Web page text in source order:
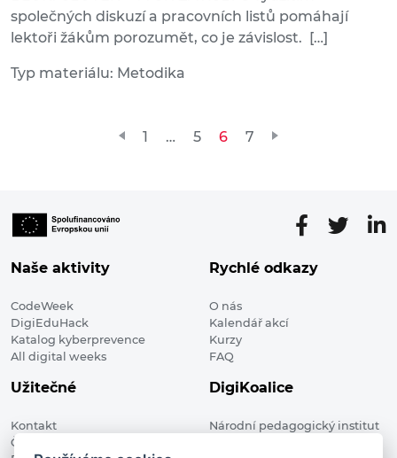
společných diskuzí a pracovních listů pomáhají
lektoři žákům porozumět, co je závislost. […]
Typ materiálu: Metodika
Stránkování
1 … 5 6 7
Naše aktivity
CodeWeek
DigiEduHack
Katalog kyberprevence
All digital weeks
Rychlé odkazy
O nás
Kalendář akcí
Kurzy
FAQ
Užitečné
Kontakt
Členské organizace
DigiKoalice
Národní pedagogický institut